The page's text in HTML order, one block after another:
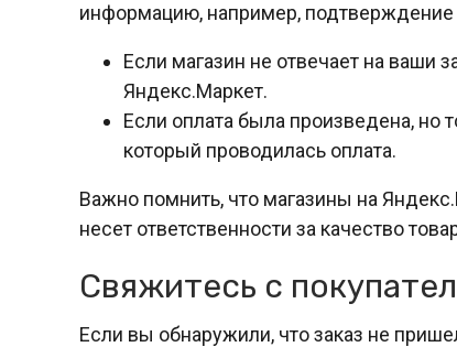
информацию, например, подтверждение
Если магазин не отвечает на ваши
Яндекс.Маркет.
Если оплата была произведена, но
который проводилась оплата.
Важно помнить, что магазины на
несет ответственности за качество
Свяжитесь с
Если вы обнаружили, что заказ не